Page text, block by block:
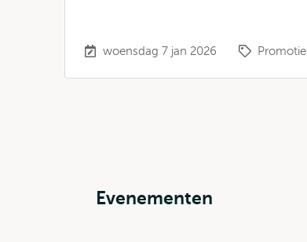
woensdag 7 jan 2026 Promotie
Evenementen